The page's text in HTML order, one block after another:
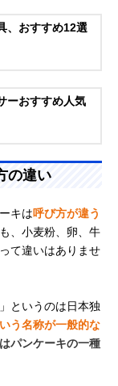
、おすすめ12選
ーおすすめ人気
の違い
キは呼び方が違う
、小麦粉、卵、牛
て違いはありませ
というのは日本独
う名称が一般的な
パンケーキの一種